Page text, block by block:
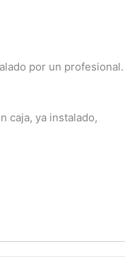
por un profesional.
caja, ya instalado,